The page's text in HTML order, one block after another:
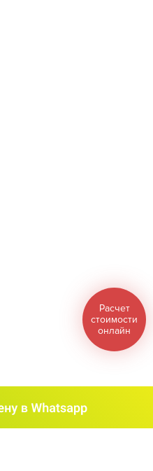
Расчет
стоимости
онлайн